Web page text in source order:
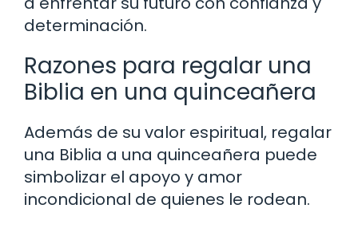
determinación.
Razones para regalar una
Biblia en una quinceañera
Además de su valor espiritual, regalar
una Biblia a una quinceañera puede
simbolizar el apoyo y amor
incondicional de quienes le rodean.